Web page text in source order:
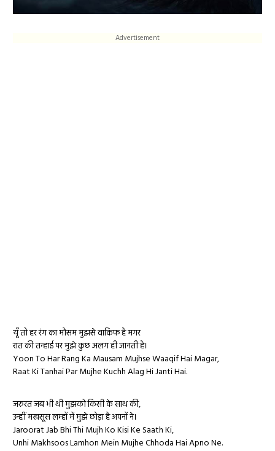
Advertisement
यूँ तो हर रंग का मौसम मुझसे वाकिफ है मगर
रात की तन्हाई पर मुझे कुछ अलग ही जानती है।
Yoon To Har Rang Ka Mausam Mujhse Waaqif Hai Magar,
Raat Ki Tanhai Par Mujhe Kuchh Alag Hi Janti Hai.
जरुरत जब भी थी मुझको किसी के साथ की,
उन्हीं मखसूस लम्हों में मुझे छोड़ा है अपनों ने।
Jaroorat Jab Bhi Thi Mujh Ko Kisi Ke Saath Ki,
Unhi Makhsoos Lamhon Mein Mujhe Chhoda Hai Apno Ne.